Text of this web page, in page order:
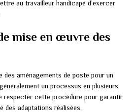
au travailleur handicapé d’exercer
mise en œuvre des
aménagements de poste pour un
un processus en plusieurs
respecter cette procédure pour garantir
des adaptations réalisées.